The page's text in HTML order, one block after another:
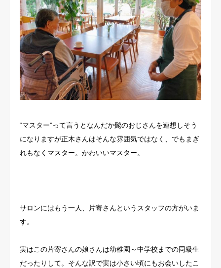
“マスター”って言うとなんだか髭のおじさんを連想しそう
になりますが正木さんはそんな雰囲気ではなく、でもまぎ
れもなくマスター。かわいいマスター。
サロンにはもう一人、片寄さんというスタッフの方がいま
す。
実はこの片寄さんの娘さんは幼稚園～中学校までの同級生
だったりして。そんな訳で実は小さい頃にもお会いしたこ